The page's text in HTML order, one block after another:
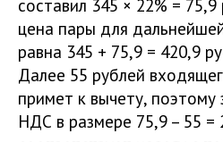
составил 345 × 22% =
цена пары для
равна 345 + 75,9 = 420,9
Далее 55 рублей
примет к вычету, поэтому
НДС в размере 75,9 – 55 =